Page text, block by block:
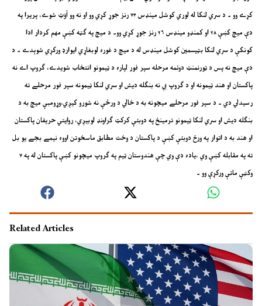
کړے وو ۔ د سري لنکا له لوري کوشل مينډس ۷۴ رنز جوړ کړي وو او نه وو آؤټ شوے، پريرا په
دې ميچ کښې ۲۸ او کمنډو مينډس ۲۶ رنز جوړ کړي وو۔ د ميچ په ګټه کښې مهم کردار ادا
کونکې د سري لنکا بټيسمين کوشل مينډس له د ميچ د غوره لوبغاړي ايوارډ ورکړي شوېدے ۔ د
دې ميچ نه پس د ټورنمنټ دوئمه مرحله سپر فور لپاره د ټيمونو انتخاب شويدے، ګروپ اے نه
پاکستان او هند ټيمونه او د ګروپ بي نه بنګله ديش او سري لنکا ټيمونه سپر فور مرحلے ته
رسيدلي دي ۔ د سپر فور مرحلے ميچونه به د خالي د ورځې نه شورو کيږي،وړومبې ميچ به د
بنګله ديش او سري لنکا ټيمونو ترمينځ په دوبئې کرکټ ګراونډ لوبيږي، روايتي حريفان پاکستان
او هند به د اتوار په ورځ دوبئې کښې د پاکستان د وخت مطابق ماسخوتن اووه نيمے بجے يو بل
ته په مقابله کښې وي ،ياده دې وي چې هندوستان ټيم په ګروپ ميچونو کښې پاکستان له په ۷
وکټې ماتې ورکړې وو ۔
Related Articles